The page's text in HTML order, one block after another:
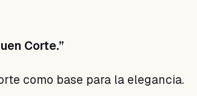
Corte.”
como base para la elegancia.